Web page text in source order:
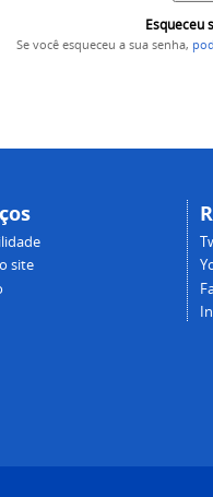
Esqueceu
Se você esqueceu a sua senha,
site